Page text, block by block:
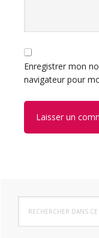
Enregistrer mon
navigateur pour
Barre
latérale
dans
ce